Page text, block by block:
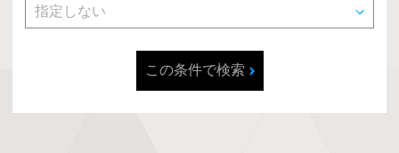
この条件で検索